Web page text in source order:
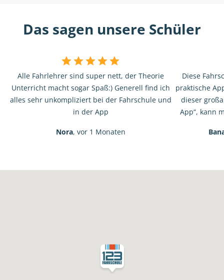
Das sagen unsere Schüler
Alle Fahrlehrer sind super nett, der Theorie
Unterricht macht sogar Spaß:) Generell find ich
alles sehr unkompliziert bei der Fahrschule und
in der App
Nora, vor 1 Monaten
Diese
praktische
dieser
App“, kann